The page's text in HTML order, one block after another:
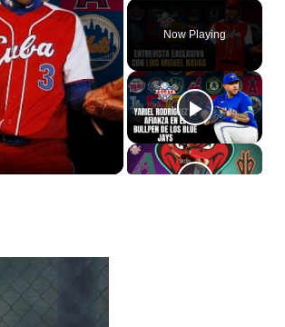
Fullscreen
Now Playing